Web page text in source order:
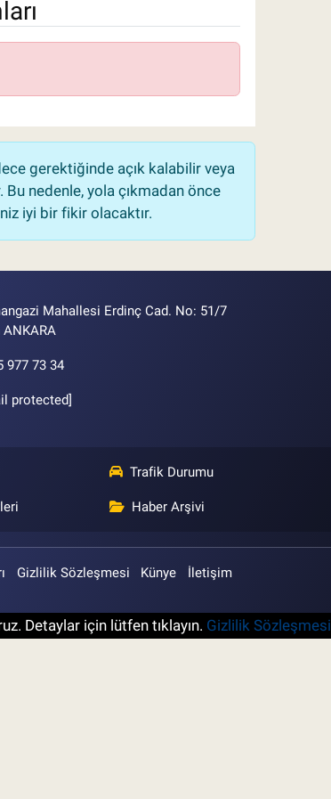
gerektiğinde açık kalabilir veya
nedenle, yola çıkmadan önce
iyi bir fikir olacaktır.
Mahallesi Erdinç Cad. No: 51/7
977 73 34
protected]
Trafik Durumu
Haber Arşivi
Gizlilik Sözleşmesi Künye İletişim
Detaylar için lütfen tıklayın. Gizlilik Sözleşmesi